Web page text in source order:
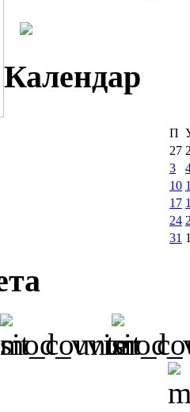
Календар
П
27
3
10
17
24
31